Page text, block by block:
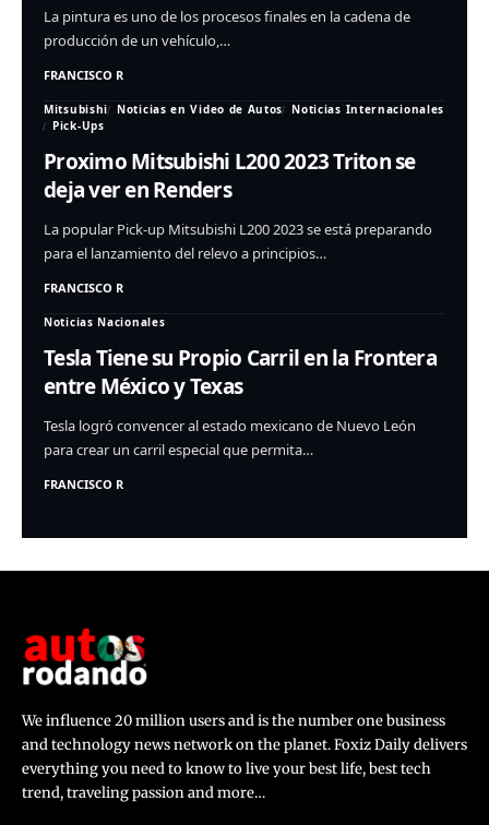
La pintura es uno de los procesos finales en la cadena de
producción de un vehículo,…
FRANCISCO R
Mitsubishi Noticias en Video de Autos
Noticias Internacionales
Pick-Ups
Proximo Mitsubishi L200 2023 Triton se
deja ver en Renders
La popular Pick-up Mitsubishi L200 2023 se está preparando
para el lanzamiento del relevo a principios…
FRANCISCO R
Noticias Nacionales
Tesla Tiene su Propio Carril en la Frontera
entre México y Texas
Tesla logró convencer al estado mexicano de Nuevo León
para crear un carril especial que permita…
FRANCISCO R
We influence 20 million users and is the number one business
and technology news network on the planet. Foxiz Daily delivers
everything you need to know to live your best life, best tech
trend, traveling passion and more…